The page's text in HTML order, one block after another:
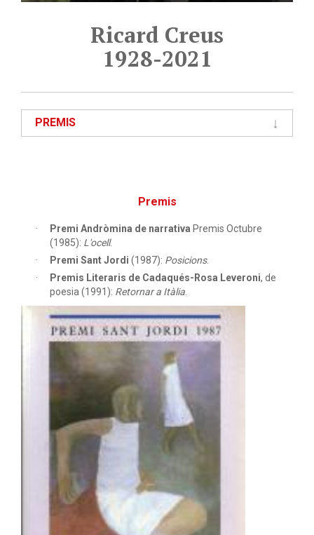
Ricard Creus
1928-2021
PREMIS
Premis
Premi Andròmina de narrativa Premis Octubre
(1985): L'ocell.
Premi Sant Jordi (1987): Posicions.
Premis Literaris de Cadaqués-Rosa Leveroni, de
poesia (1991): Retornar a Itàlia